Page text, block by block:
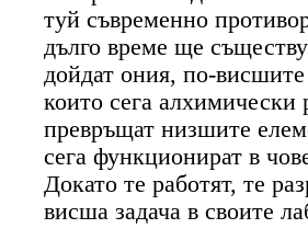
туй съвременно
дълго време ще
дойдат ония, по-висшите
които сега алхимически
превръщат низшите
сега функционират в
Докато те работят, те
висша задача в своите